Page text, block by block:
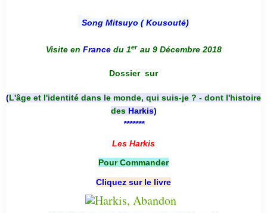
Song Mitsuyo ( Kousouté)
Visite en France du 1er au 9 Décembre 2018
Dossier sur
(L'âge et l'identité dans le monde, qui suis-je ? - dont l'histoire
des Harkis)
*******
Les Harkis
Pour Commander
Cliquez sur le livre